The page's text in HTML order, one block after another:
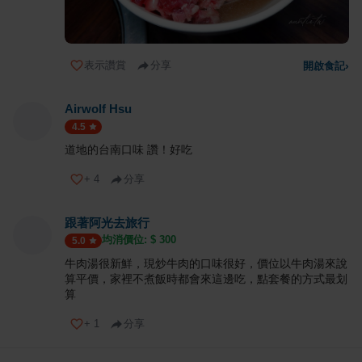
表示讚賞 分享 開啟食記›
Airwolf Hsu
4.5
道地的台南口味 讚！好吃
+ 4 分享
跟著阿光去旅行
5.0 均消價位: $ 300
牛肉湯很新鮮，現炒牛肉的口味很好，價位以牛肉湯來說
算平價，家裡不煮飯時都會來這邊吃，點套餐的方式最划
算
+ 1 分享